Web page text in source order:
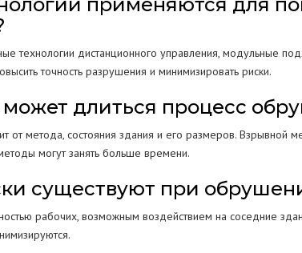
технологии дистанционного управления, модульные
точность разрушения и минимизировать риски.
может длиться процесс
от метода, состояния здания и его размеров. Взрывной
могут занять больше времени.
существуют при
рабочих, возможным воздействием на соседние